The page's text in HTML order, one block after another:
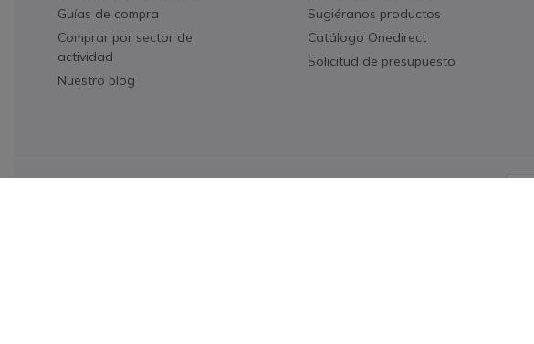
Guías de compra
Comprar por sector de
actividad
Nuestro blog
Sugiéranos productos
Catálogo Onedirect
Solicitud de presupuesto